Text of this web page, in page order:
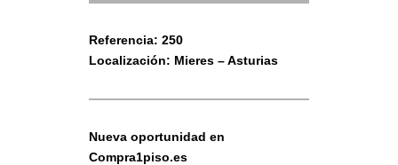
Referencia: 250
Localización: Mieres – Asturias
Nueva oportunidad en
Compra1piso.es